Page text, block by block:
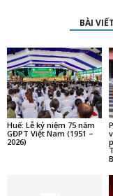
BÀI
Huế: Lễ kỷ niệm 75 năm
GĐPT Việt Nam (1951 –
2026)